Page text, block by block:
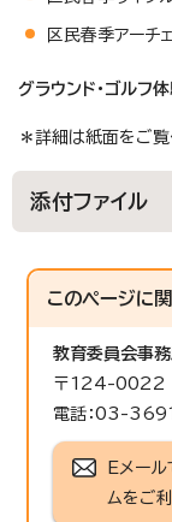
区民春季アーチ
グラウンド・ゴルフ
＊詳細は紙面をご覧
添付ファイル
このページに
教育委員会事
〒124-0022
電話：03-
Eメー
ムをご